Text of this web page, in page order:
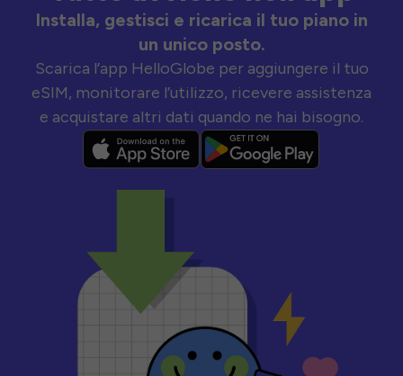
Installa, gestisci e ricarica il tuo piano in
un unico posto.
Scarica l’app HelloGlobe per aggiungere il tuo
eSIM, monitorare l’utilizzo, ricevere assistenza
e acquistare altri dati quando ne hai bisogno.